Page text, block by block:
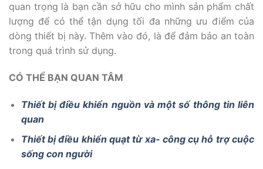
quan trọng là bạn cần sở hữu cho mình sản phẩm chất
lượng để có thể tận dụng tối đa những ưu điểm của
dòng thiết bị này. Thêm vào đó, là để đảm bảo an toàn
trong quá trình sử dụng.
CÓ THỂ BẠN QUAN TÂM
Thiết bị điều khiển nguồn và một số thông tin liên
quan
Thiết bị điều khiển quạt từ xa- công cụ hỗ trợ cuộc
sống con người